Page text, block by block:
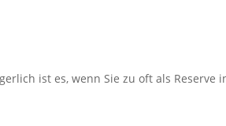
ist es, wenn Sie zu oft als